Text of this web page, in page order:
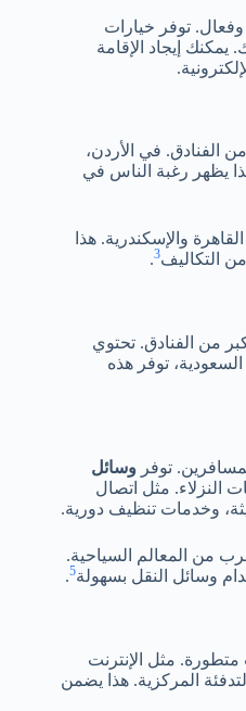
توفر خيارات
إيجاد الإقامة
الفنادق. في الأردن،
يظهر رغبة الناس في
والإسكندرية. هذا
التكاليف3
.
من الفنادق. تحتوي
توفر هذه
توفر وسائل
النزلاء. مثل اتصال
وخدمات تنظيف دورية.
من المعالم السياحية.
وسائل النقل بسهولة5
.
مثل الإنترنت
المركزية. هذا يضمن